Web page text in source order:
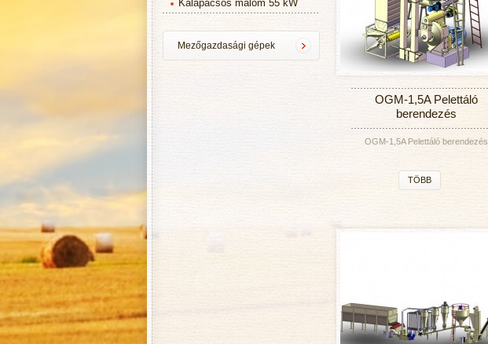
Kalapácsos malom 55 kW
Mezőgazdasági gépek
OGM-1,5A Pelettáló
berendezés
OGM-1,5A Pelettáló berendezés
TÖBB